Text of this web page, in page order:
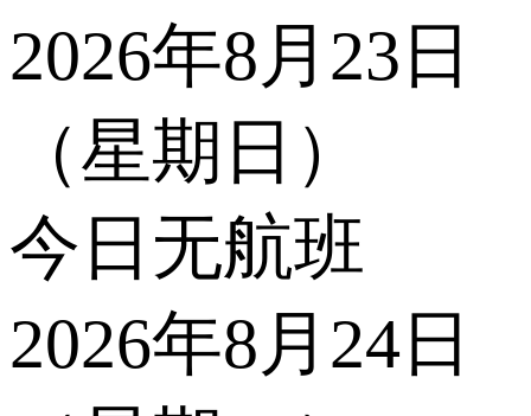
2026年8月23日
（星期日）
今日无航班
2026年8月24日